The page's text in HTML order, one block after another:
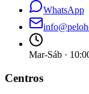
WhatsApp
Mar-Sáb ·
Centros